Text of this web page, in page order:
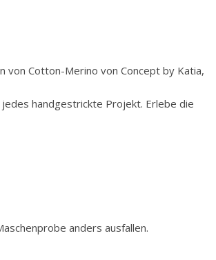
von Cotton-Merino von Concept by Katia,
handgestrickte Projekt. Erlebe die
anders ausfallen.